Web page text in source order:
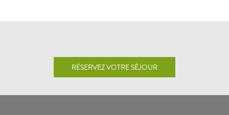
RÉSERVEZ VOTRE SÉJOUR